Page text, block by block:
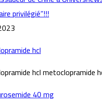
privilégié”!!!
hcl
hcl metoclopramide
40 mg